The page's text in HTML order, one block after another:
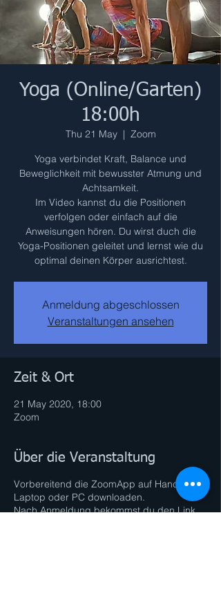
Yoga (Online/Garten)
18:00h
Thu 21 May
  |
Zoom
Yoga verbindet Kraft, Balance und
Beweglichkeit mit bewusster Atmung und
Achtsamkeit.
Im Video kannst du die Positionen
verfolgen oder einfach auf die
Anweisungen hören. Du wirst duch die
Yoga-Positionen geleitet und lernst wie du
optimal deinen Körper ausrichtest.
Anmeldung abgeschlossen
Veranstaltungen ansehen
Zeit & Ort
21 May 2020, 18:00
Zoom
Über die Veranstaltung
Vorbereitend die ZoomApp auf Handy,
Laptop oder PC downloaden.
Nach Anmeldung bekommst du den Link